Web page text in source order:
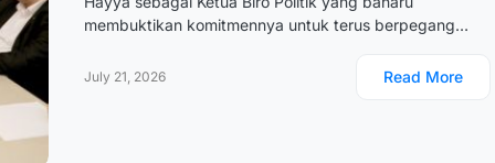
membuktikan komitmennya untuk terus berpegang…
July 21, 2026 Read More